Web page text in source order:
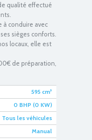
qualité effectué
à conduire avec
sièges conforts.
locaux, elle est
de préparation,
595 cm³
0 BHP (0 KW)
Tous les véhicules
Manual